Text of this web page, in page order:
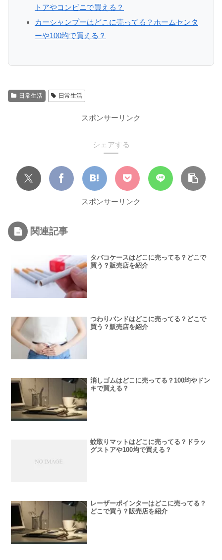
トアやコンビニで買える？
カーシャンプーはどこに売ってる？ホームセンタ
ーや100均で買える？
日常生活 日常生活
スポンサーリンク
シェアする
スポンサーリンク
関連記事
タバコケースはどこに売ってる？どこで
買う？販売店を紹介
つわりバンドはどこに売ってる？どこで
買う？販売店を紹介
消しゴムはどこに売ってる？100均やドン
キで買える？
蚊取りマットはどこに売ってる？ドラッ
グストアや100均で買える？
レーザーポインターはどこに売ってる？
どこで買う？販売店を紹介